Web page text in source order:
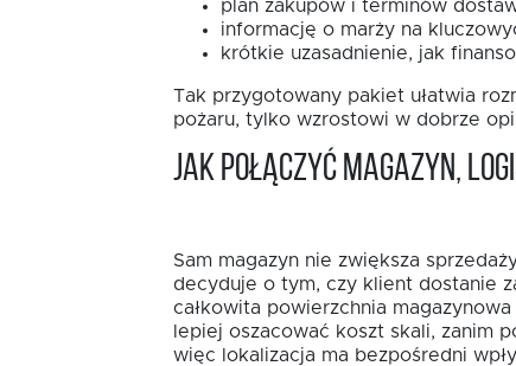
plan zakupów i terminów
informację o marży na
krótkie uzasadnienie, jak
Tak przygotowany pakiet ułatwia
pożaru, tylko wzrostowi w dobrze
Jak połączyć magazyn,
Sam magazyn nie zwiększa
decyduje o tym, czy klient dostanie
całkowita powierzchnia
lepiej oszacować koszt skali, zanim
więc lokalizacja ma bezpośredni